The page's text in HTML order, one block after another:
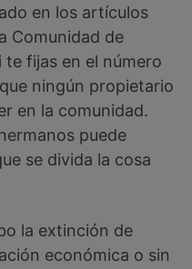
en los artículos
Comunidad de
te fijas en el número
ningún propietario
en la comunidad.
puede
se divida la cosa
la extinción de
económica o sin